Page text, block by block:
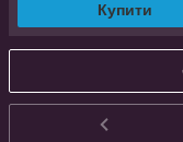
Купити